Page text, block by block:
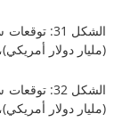
الشكل 31: توقعات سوق
أمريكي)، حسب التصنيع،
الشكل 32: توقعات سوق
أمريكي)، حسب الأغذية